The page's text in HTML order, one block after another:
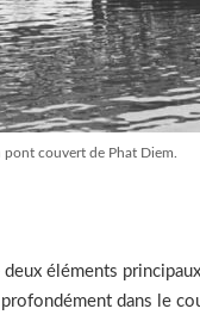
pont couvert de Phat Diem.
éléments
dans le